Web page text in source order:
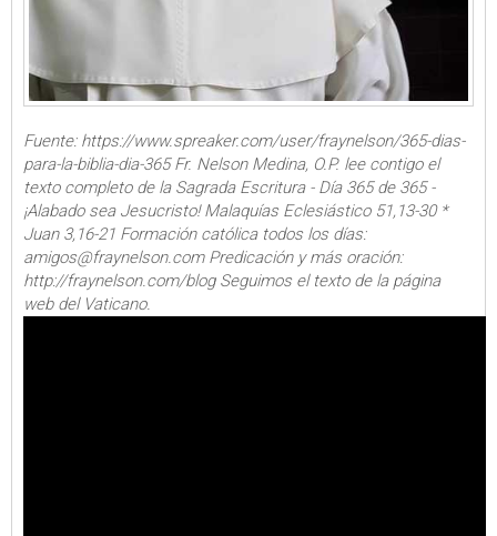
Fuente: https://www.spreaker.com/user/fraynelson/365-dias-
para-la-biblia-dia-365 Fr. Nelson Medina, O.P. lee contigo el
texto completo de la Sagrada Escritura - Día 365 de 365 -
¡Alabado sea Jesucristo! Malaquías Eclesiástico 51,13-30 *
Juan 3,16-21 Formación católica todos los días:
amigos@fraynelson.com Predicación y más oración:
http://fraynelson.com/blog Seguimos el texto de la página
web del Vaticano.